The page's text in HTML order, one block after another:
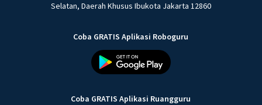
Selatan, Daerah Khusus Ibukota Jakarta 12860
Coba GRATIS Aplikasi Roboguru
Coba GRATIS Aplikasi Ruangguru